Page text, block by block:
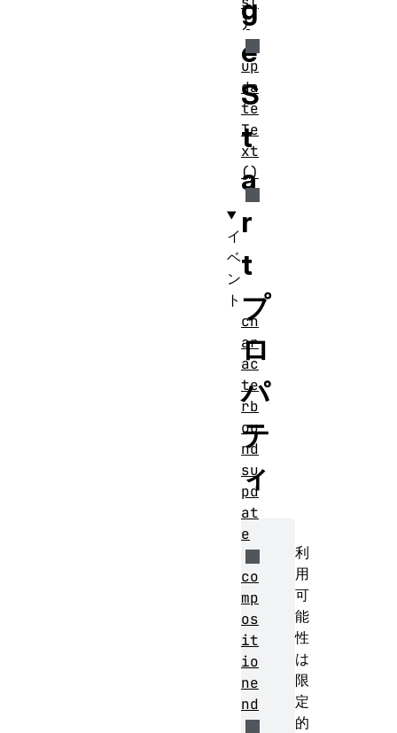
g
e
S
t
a
r
t
プ
ロ
パ
テ
ィ
利
用
可
能
性
は
限
定
的
)
up
da
te
Te
xt
()
イ
ベ
ン
ト
ch
ar
ac
te
rb
ou
nd
su
pd
at
e
co
mp
os
it
io
ne
nd